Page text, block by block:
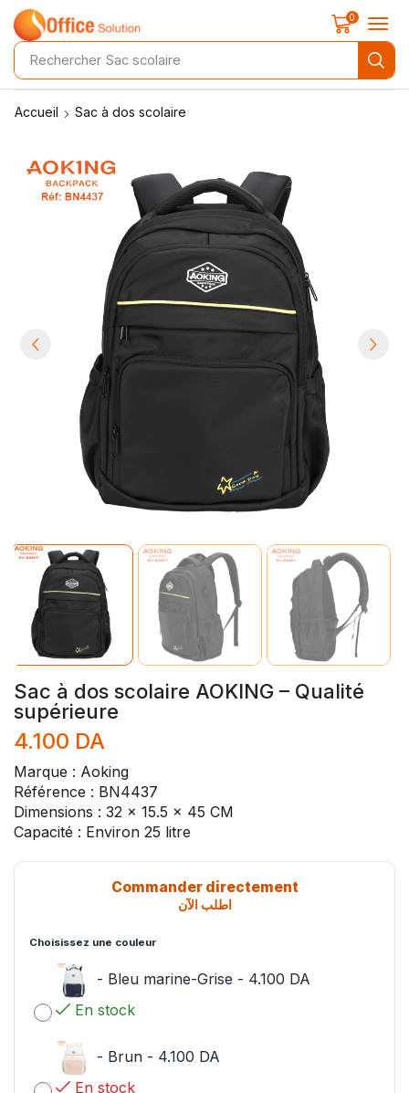
Rechercher Sac scolaire
0
Accueil Sac à dos scolaire
Sac à dos scolaire AOKING – Qualité
supérieure
4.100 DA
Marque : Aoking
Référence : BN4437
Dimensions : 32 x 15.5 x 45 CM
Capacité : Environ 25 litre
Commander directement
اطلب الآن
Choisissez une couleur
- Bleu marine-Grise - 4.100 DA
En stock
- Brun - 4.100 DA
En stock